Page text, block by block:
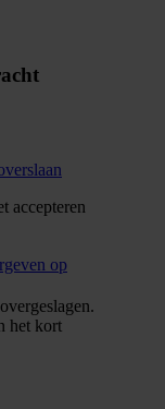
accepteren
op
het kort